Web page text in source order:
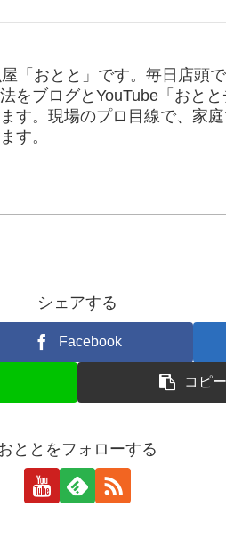
「おとと」です。毎日店頭
をブログとYouTube「おと
す。現場のプロ目線で、家
す。
シェアする
Facebook
コピー
ととをフォローする